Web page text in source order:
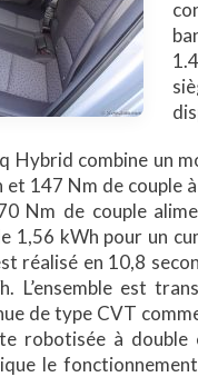
Hybrid combine un
147 Nm de couple
Nm de couple
1,56 kWh pour un
réalisé en 10,8
L’ensemble est
de type CVT
robotisée à double
le